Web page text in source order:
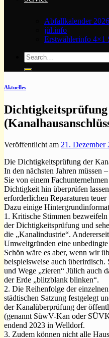
Abfallkalender 2026
jül.info
Erstwählerinfo 4×1
Aktuelles
Dichtigkeitsprüfung
Veröffentlicht am 21. Dezember
Die Dichtigkeitsprüfung der
In den nächsten Jahren müssen
Sie von einem
Dichtigkeit hin überprüfen
erforderlichen Reparaturen teuer
Dazu einige
1. Kritische Stimmen
der Dichtigkeitsprüfung und
die „Kanalindustrie“.
Umweltgründen eine
Schön wäre es aber, wenn wir
beispielsweise auch
und Wege „zieren“ Jülich auch
der Erde „blitzblank blinken“.
2. Die Reihenfolge der
städtischen Satzung festgelegt
der Kanalüberprüfung der
(genannt SüwV-Kan oder
endend 2023 in Welldorf.
3. Zudem können nicht alle